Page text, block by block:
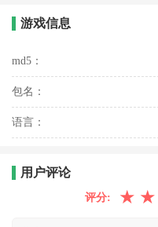
游戏信息
md5：
包名：
语言：
用户评论
评分: ★ ★